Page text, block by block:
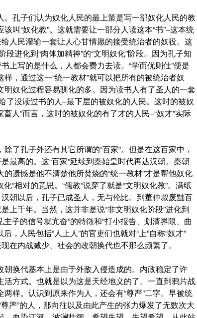
孔子们认为奴化人民的最上策是写一部奴化人民的教
叫“奴化教”。这就需要让一部分人读这本“书”–这本统
人民灌输一套让人心甘情愿的接受统治者的奴役。这
段进化到“肉体加精神”的“文明奴化”阶段。因为孔子知
上写的是什么，人都会费力去读。“学而优则仕”便是
，通过这一“统一教材”就可以把所有的被统治者奴
奴化过程容易驯化的多。因为读书人有了圣人的一套
了没读过书的人–最下层的被奴化的人民。这时的被奴
人”而言，这时的被奴化的有了才的人民–“奴才”实际
了孔子外还有其它所谓的“百家”。但是在这百家中，
最高的。这“百家”延续到秦始皇时代再达汉朝。秦朝
遗憾是他不清楚他所焚烧的“统一教材”才是帮他奴化
”相对的意思。“儒教”说穿了就是“文明奴化教”。满纸
朝以后，孔子已成圣人，无与伦比。到董仲叔废黜百
上千年。当然，这并非是说“非文明奴化阶段”进化到
子的信号就亢奋”的特徵和“打小报告、划清界限、曲
，人民包括“人上人”的官吏们也就对“上”自称“奴才”
在内战减少、社会的改朝换代也不那么频繁了。
换代基本上是由于外敌入侵造成的。内政稳定了许
方式。也就是以为这是天经地义的了。一直到鸦片战
样。认识到原来作为人，还会有“尊严”二字。早被统
严”的人，那向往以及由此产生的张力爆发了无数次大